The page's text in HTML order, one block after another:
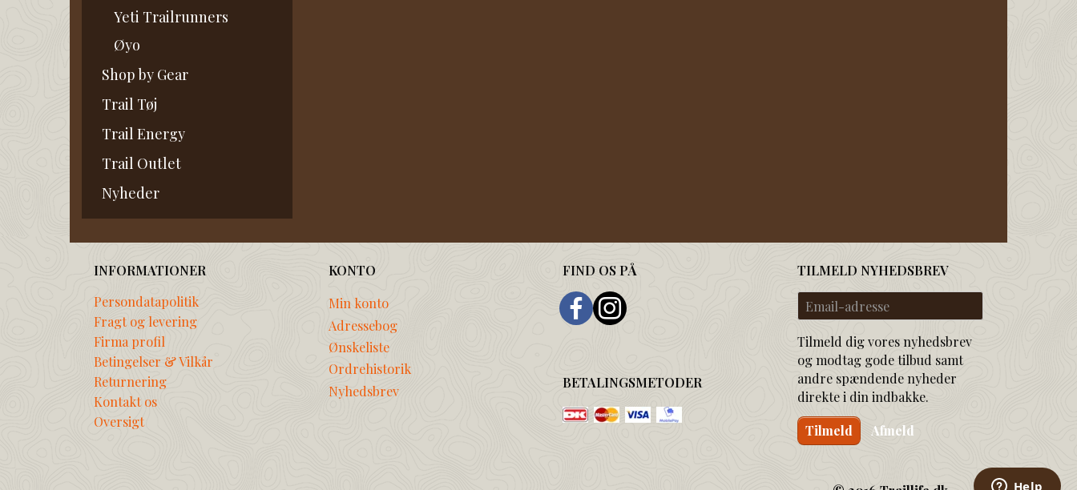
Yeti Trailrunners
Øyo
Shop by Gear
Trail Tøj
Trail Energy
Trail Outlet
Nyheder
INFORMATIONER
Persondatapolitik
Fragt og levering
Firma profil
Betingelser & Vilkår
Returnering
Kontakt os
Oversigt
KONTO
Min konto
Adressebog
Ønskeliste
Ordrehistorik
Nyhedsbrev
FIND OS PÅ
BETALINGSMETODER
TILMELD NYHEDSBREV
Email-
adresse
Tilmeld dig vores nyhedsbrev
og modtag gode tilbud samt
andre spændende nyheder
direkte i din indbakke.
Tilmeld Afmeld